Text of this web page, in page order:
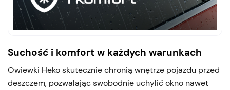
Suchość i komfort w każdych warunkach
Owiewki Heko skutecznie chronią wnętrze pojazdu przed
deszczem, pozwalając swobodnie uchylić okno nawet